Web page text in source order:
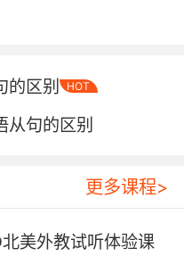
的区别 HOT
从句的区别
更多课程>
美外教试听体验课